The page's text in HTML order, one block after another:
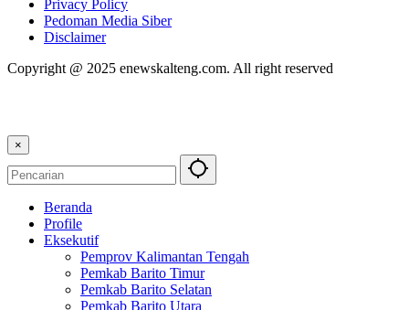
Privacy Policy
Pedoman Media Siber
Disclaimer
Copyright @ 2025 enewskalteng.com. All right reserved
×
Beranda
Profile
Eksekutif
Pemprov Kalimantan Tengah
Pemkab Barito Timur
Pemkab Barito Selatan
Pemkab Barito Utara